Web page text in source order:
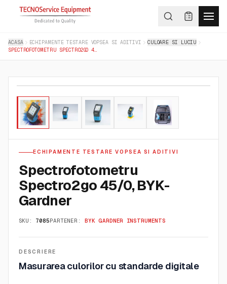
ACASA ECHIPAMENTE TESTARE VOPSEA SI ADITIVI
CULOARE SI LUCIU
01 / 05
ECHIPAMENTE TESTARE VOPSEA SI ADITIVI
Spectrofotometru
Spectro2go 45/0, BYK-
Gardner
SKU: 7085PARTENER: BYK GARDNER INSTRUMENTS
DESCRIERE
Masurarea culorilor cu standarde digitale